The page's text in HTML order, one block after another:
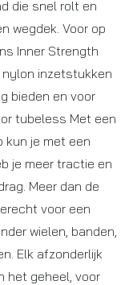
die snel rolt en
wegdek. Voor op
Inner Strength
inzetstukken
bieden en voor
tubeless Met een
je met een
je meer tractie en
Meer dan de
voor een
wielen, banden,
Elk afzonderlijk
het geheel, voor